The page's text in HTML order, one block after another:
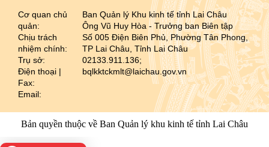
Cơ quan chủ
quản:
Chịu trách
nhiệm chính:
Trụ sở:
Điện thoại |
Fax:
Email:
Ban Quản lý Khu kinh tế tỉnh Lai Châu
Ông Vũ Huy Hòa - Trưởng ban Biên tập
Số 005 Điện Biên Phủ, Phường Tân Phong,
TP Lai Châu, Tỉnh Lai Châu
02133.911.136;
bqlkktckmlt@laichau.gov.vn
Bản quyền thuộc về Ban Quản lý khu kinh tế tỉnh Lai Châu